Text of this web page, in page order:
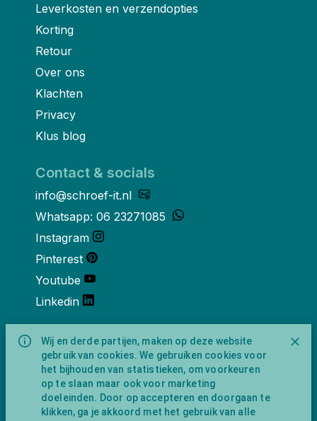
Wij en derde partijen, maken op deze website
gebruik van cookies. We gebruiken cookies voor
het bijhouden van statistieken, om voorkeuren
op te slaan maar ook voor marketing
doeleinden. Door op accepteren en doorgaan te
klikken, ga je akkoord met het gebruik van alle
Leverkosten en verzendopties
Korting
Retour
Over ons
Klachten
Privacy
Klus blog
Contact & socials
info@schroef-it.nl
Whatsapp: 06 23271085
Instagram
Pinterest
Youtube
Linkedin
Over ons
Schroef-it is een handelsnaam van
NewFeather B.V. geregisteerd onder KVK
nummer 91702593 met BTW-
identificatienummer NL865743009B01.